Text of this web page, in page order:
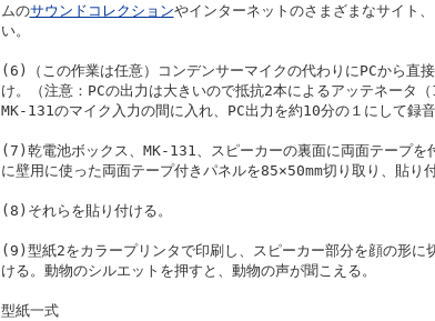
ムのサウンドコレクションやインターネットのさまざまなサイト
い。
(6)（この作業は任意）コンデンサーマイクの代わりにPCから直
け。（注意：PCの出力は大きいので抵抗2本によるアッテネータ
MK-131のマイク入力の間に入れ、PC出力を約10分の１にして録音
(7)乾電池ボックス、MK-131、スピーカーの裏面に両面テープを
に壁用に使った両面テープ付きパネルを85×50mm切り取り、貼り
(8)それらを貼り付ける。
(9)型紙2をカラープリンタで印刷し、スピーカー部分を顔の形に
ける。動物のシルエットを押すと、動物の声が聞こえる。
型紙一式